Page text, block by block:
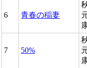
6 青春の稲妻
7 50%